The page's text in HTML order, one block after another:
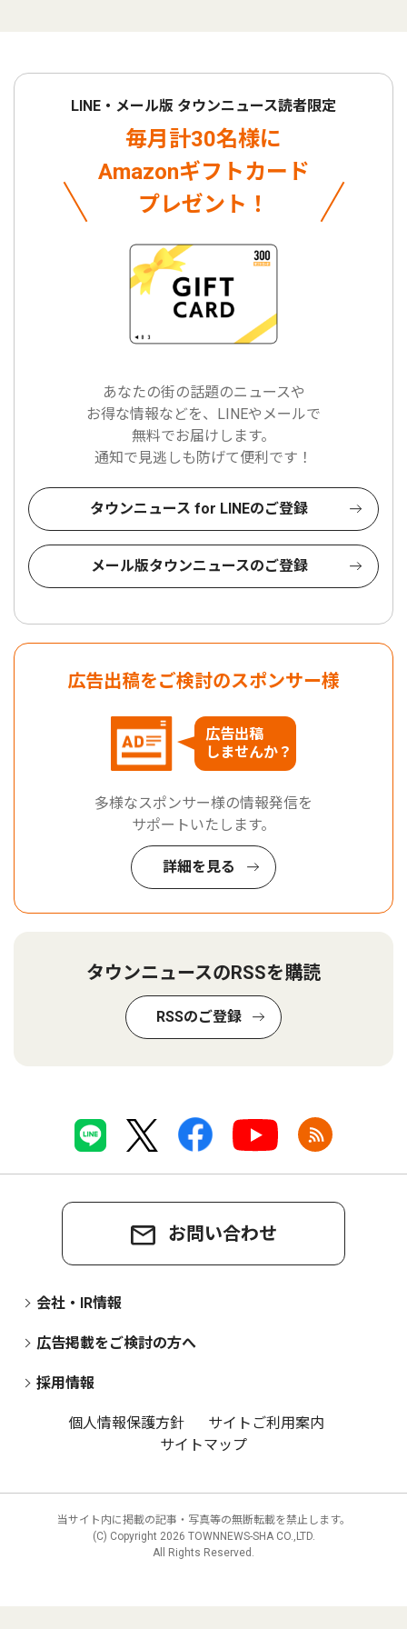
LINE・メール版 タウンニュース読者限定
毎月計30名様に
Amazonギフトカード
プレゼント！
あなたの街の話題のニュースや
お得な情報などを、LINEやメールで
無料でお届けします。
通知で見逃しも防げて便利です！
タウンニュース for LINEのご登録
メール版タウンニュースのご登録
広告出稿をご検討のスポンサー様
広告出稿
しませんか？
多様なスポンサー様の情報発信を
サポートいたします。
詳細を見る
タウンニュースのRSSを購読
RSSのご登録
お問い合わせ
会社・IR情報
広告掲載をご検討の方へ
採用情報
個人情報保護方針
サイトご利用案内
サイトマップ
当サイト内に掲載の記事・写真等の無断転載を禁止します。
(C) Copyright 2026 TOWNNEWS-SHA CO.,LTD.
All Rights Reserved.